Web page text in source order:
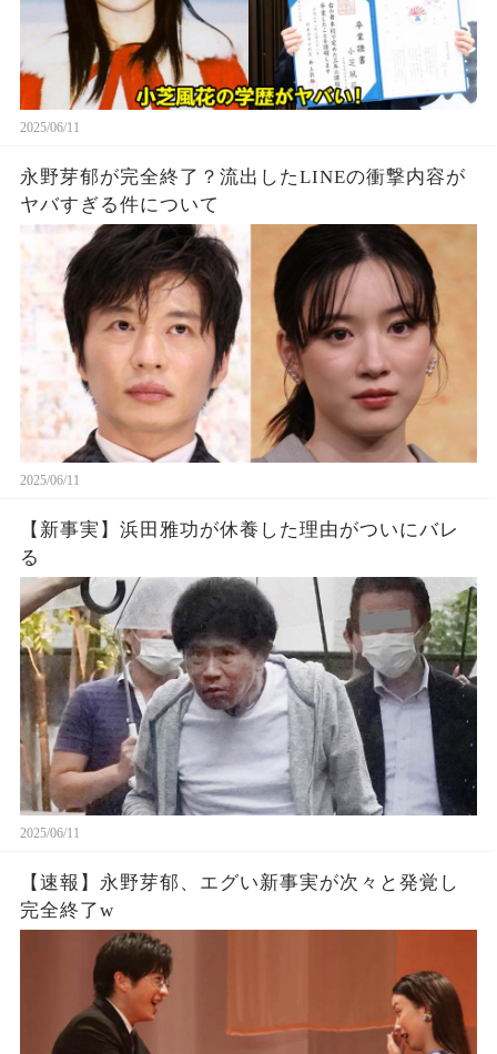
2025/06/11
永野芽郁が完全終了？流出したLINEの衝撃内容が
ヤバすぎる件について
2025/06/11
【新事実】浜田雅功が休養した理由がついにバレ
る
2025/06/11
【速報】永野芽郁、エグい新事実が次々と発覚し
完全終了w